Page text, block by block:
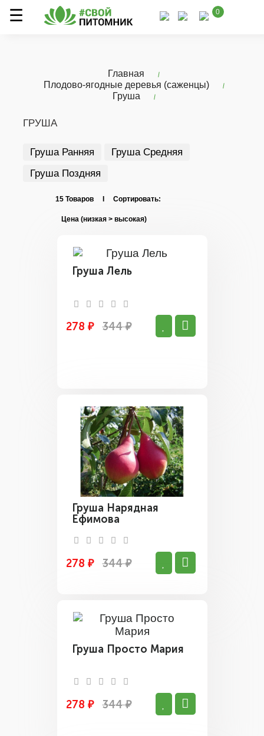
0
Главная
Плодово-ягодные деревья (саженцы)
Груша
ГРУША
Груша Ранняя
Груша Средняя
Груша Поздняя
15 Товаров I Сортировать:
Груша Лель
278 ₽ 344 ₽
Груша Нарядная
Ефимова
278 ₽ 344 ₽
Груша Просто Мария
278 ₽ 344 ₽